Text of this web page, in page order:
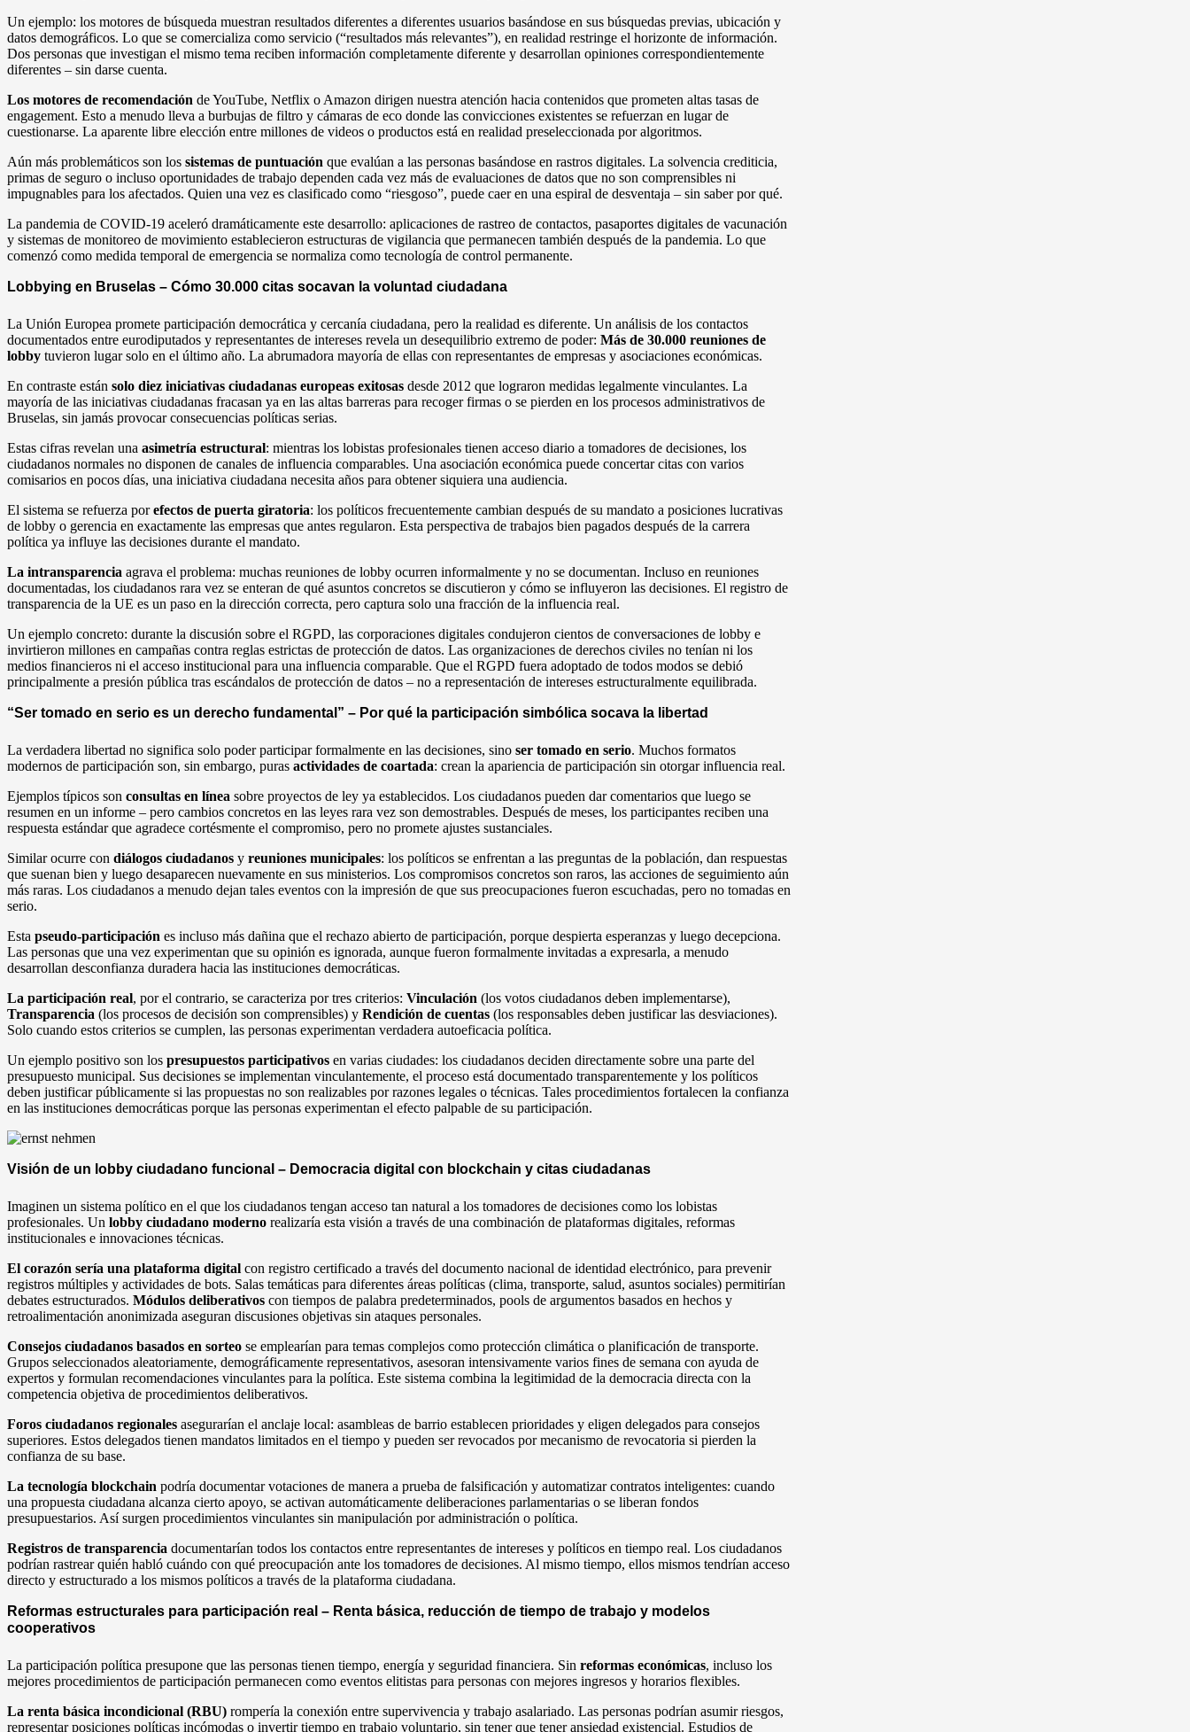
Un ejemplo: los motores de búsqueda muestran resultados diferentes a diferentes usuarios basándose en sus búsquedas previas, ubicación y
datos demográficos. Lo que se comercializa como servicio (“resultados más relevantes”), en realidad restringe el horizonte de información.
Dos personas que investigan el mismo tema reciben información completamente diferente y desarrollan opiniones correspondientemente
diferentes – sin darse cuenta.
Los motores de recomendación de YouTube, Netflix o Amazon dirigen nuestra atención hacia contenidos que prometen altas tasas de
engagement. Esto a menudo lleva a burbujas de filtro y cámaras de eco donde las convicciones existentes se refuerzan en lugar de
cuestionarse. La aparente libre elección entre millones de videos o productos está en realidad preseleccionada por algoritmos.
Aún más problemáticos son los sistemas de puntuación que evalúan a las personas basándose en rastros digitales. La solvencia crediticia,
primas de seguro o incluso oportunidades de trabajo dependen cada vez más de evaluaciones de datos que no son comprensibles ni
impugnables para los afectados. Quien una vez es clasificado como “riesgoso”, puede caer en una espiral de desventaja – sin saber por qué.
La pandemia de COVID-19 aceleró dramáticamente este desarrollo: aplicaciones de rastreo de contactos, pasaportes digitales de vacunación
y sistemas de monitoreo de movimiento establecieron estructuras de vigilancia que permanecen también después de la pandemia. Lo que
comenzó como medida temporal de emergencia se normaliza como tecnología de control permanente.
Lobbying en Bruselas – Cómo 30.000 citas socavan la voluntad ciudadana
La Unión Europea promete participación democrática y cercanía ciudadana, pero la realidad es diferente. Un análisis de los contactos
documentados entre eurodiputados y representantes de intereses revela un desequilibrio extremo de poder: Más de 30.000 reuniones de
lobby tuvieron lugar solo en el último año. La abrumadora mayoría de ellas con representantes de empresas y asociaciones económicas.
En contraste están solo diez iniciativas ciudadanas europeas exitosas desde 2012 que lograron medidas legalmente vinculantes. La
mayoría de las iniciativas ciudadanas fracasan ya en las altas barreras para recoger firmas o se pierden en los procesos administrativos de
Bruselas, sin jamás provocar consecuencias políticas serias.
Estas cifras revelan una asimetría estructural: mientras los lobistas profesionales tienen acceso diario a tomadores de decisiones, los
ciudadanos normales no disponen de canales de influencia comparables. Una asociación económica puede concertar citas con varios
comisarios en pocos días, una iniciativa ciudadana necesita años para obtener siquiera una audiencia.
El sistema se refuerza porefectos de puerta giratoria: los políticos frecuentemente cambian después de su mandato a posiciones lucrativas
de lobby o gerencia en exactamente las empresas que antes regularon. Esta perspectiva de trabajos bien pagados después de la carrera
política ya influye las decisiones durante el mandato.
La intransparencia agrava el problema: muchas reuniones de lobby ocurren informalmente y no se documentan. Incluso en reuniones
documentadas, los ciudadanos rara vez se enteran de qué asuntos concretos se discutieron y cómo se influyeron las decisiones. El registro de
transparencia de la UE es un paso en la dirección correcta, pero captura solo una fracción de la influencia real.
Un ejemplo concreto: durante la discusión sobre el RGPD, las corporaciones digitales condujeron cientos de conversaciones de lobby e
invirtieron millones en campañas contra reglas estrictas de protección de datos. Las organizaciones de derechos civiles no tenían ni los
medios financieros ni el acceso institucional para una influencia comparable. Que el RGPD fuera adoptado de todos modos se debió
principalmente a presión pública tras escándalos de protección de datos – no a representación de intereses estructuralmente equilibrada.
“Ser tomado en serio es un derecho fundamental” – Por qué la participación simbólica socava la libertad
La verdadera libertad no significa solo poder participar formalmente en las decisiones, sino ser tomado en serio. Muchos formatos
modernos de participación son, sin embargo, puras actividades de coartada: crean la apariencia de participación sin otorgar influencia real.
Ejemplos típicos son consultas en línea sobre proyectos de ley ya establecidos. Los ciudadanos pueden dar comentarios que luego se
resumen en un informe – pero cambios concretos en las leyes rara vez son demostrables. Después de meses, los participantes reciben una
respuesta estándar que agradece cortésmente el compromiso, pero no promete ajustes sustanciales.
Similar ocurre con diálogos ciudadanos y reuniones municipales: los políticos se enfrentan a las preguntas de la población, dan respuestas
que suenan bien y luego desaparecen nuevamente en sus ministerios. Los compromisos concretos son raros, las acciones de seguimiento aún
más raras. Los ciudadanos a menudo dejan tales eventos con la impresión de que sus preocupaciones fueron escuchadas, pero no tomadas en
serio.
Esta pseudo-participación es incluso más dañina que el rechazo abierto de participación, porque despierta esperanzas y luego decepciona.
Las personas que una vez experimentan que su opinión es ignorada, aunque fueron formalmente invitadas a expresarla, a menudo
desarrollan desconfianza duradera hacia las instituciones democráticas.
La participación real, por el contrario, se caracteriza por tres criterios: Vinculación (los votos ciudadanos deben implementarse),
Transparencia (los procesos de decisión son comprensibles) y Rendición de cuentas (los responsables deben justificar las desviaciones).
Solo cuando estos criterios se cumplen, las personas experimentan verdadera autoeficacia política.
Un ejemplo positivo son los presupuestos participativos en varias ciudades: los ciudadanos deciden directamente sobre una parte del
presupuesto municipal. Sus decisiones se implementan vinculantemente, el proceso está documentado transparentemente y los políticos
deben justificar públicamente si las propuestas no son realizables por razones legales o técnicas. Tales procedimientos fortalecen la confianza
en las instituciones democráticas porque las personas experimentan el efecto palpable de su participación.
Visión de un lobby ciudadano funcional – Democracia digital con blockchain y citas ciudadanas
Imaginen un sistema político en el que los ciudadanos tengan acceso tan natural a los tomadores de decisiones como los lobistas
profesionales. Un lobby ciudadano moderno realizaría esta visión a través de una combinación de plataformas digitales, reformas
institucionales e innovaciones técnicas.
El corazón sería una plataforma digital con registro certificado a través del documento nacional de identidad electrónico, para prevenir
registros múltiples y actividades de bots. Salas temáticas para diferentes áreas políticas (clima, transporte, salud, asuntos sociales) permitirían
debates estructurados. Módulos deliberativos con tiempos de palabra predeterminados, pools de argumentos basados en hechos y
retroalimentación anonimizada aseguran discusiones objetivas sin ataques personales.
Consejos ciudadanos basados en sorteo se emplearían para temas complejos como protección climática o planificación de transporte.
Grupos seleccionados aleatoriamente, demográficamente representativos, asesoran intensivamente varios fines de semana con ayuda de
expertos y formulan recomendaciones vinculantes para la política. Este sistema combina la legitimidad de la democracia directa con la
competencia objetiva de procedimientos deliberativos.
Foros ciudadanos regionales asegurarían el anclaje local: asambleas de barrio establecen prioridades y eligen delegados para consejos
superiores. Estos delegados tienen mandatos limitados en el tiempo y pueden ser revocados por mecanismo de revocatoria si pierden la
confianza de su base.
La tecnología blockchain podría documentar votaciones de manera a prueba de falsificación y automatizar contratos inteligentes: cuando
una propuesta ciudadana alcanza cierto apoyo, se activan automáticamente deliberaciones parlamentarias o se liberan fondos
presupuestarios. Así surgen procedimientos vinculantes sin manipulación por administración o política.
Registros de transparencia documentarían todos los contactos entre representantes de intereses y políticos en tiempo real. Los ciudadanos
podrían rastrear quién habló cuándo con qué preocupación ante los tomadores de decisiones. Al mismo tiempo, ellos mismos tendrían acceso
directo y estructurado a los mismos políticos a través de la plataforma ciudadana.
Reformas estructurales para participación real – Renta básica, reducción de tiempo de trabajo y modelos
cooperativos
La participación política presupone que las personas tienen tiempo, energía y seguridad financiera. Sin reformas económicas, incluso los
mejores procedimientos de participación permanecen como eventos elitistas para personas con mejores ingresos y horarios flexibles.
La renta básica incondicional (RBU) rompería la conexión entre supervivencia y trabajo asalariado. Las personas podrían asumir riesgos,
representar posiciones políticas incómodas o invertir tiempo en trabajo voluntario, sin tener que tener ansiedad existencial. Estudios de